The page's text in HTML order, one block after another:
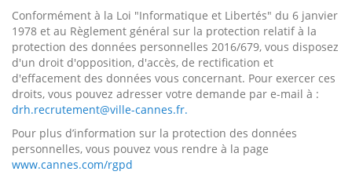
Conformément à la Loi "Informatique et Libertés" du 6 janvier
1978 et au Règlement général sur la protection relatif à la
protection des données personnelles 2016/679, vous disposez
d'un droit d'opposition, d'accès, de rectification et
d'effacement des données vous concernant. Pour exercer ces
droits, vous pouvez adresser votre demande par e-mail à :
drh.recrutement@ville-cannes.fr.
Pour plus d’information sur la protection des données
personnelles, vous pouvez vous rendre à la page
www.cannes.com/rgpd